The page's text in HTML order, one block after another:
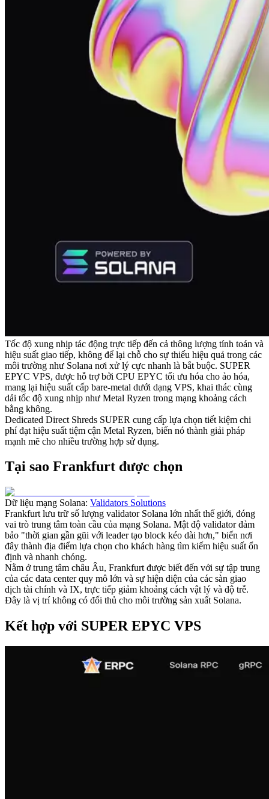
Tốc độ xung nhịp tác động trực tiếp đến cả thông lượng tính toán và
hiệu suất giao tiếp, không để lại chỗ cho sự thiếu hiệu quả trong các
môi trường như Solana nơi xử lý cực nhanh là bắt buộc. SUPER
EPYC VPS, được hỗ trợ bởi CPU EPYC tối ưu hóa cho ảo hóa,
mang lại hiệu suất cấp bare-metal dưới dạng VPS, khai thác cùng
dải tốc độ xung nhịp như Metal Ryzen trong mạng khoảng cách
bằng không.
Dedicated Direct Shreds SUPER cung cấp lựa chọn tiết kiệm chi
phí đạt hiệu suất tiệm cận Metal Ryzen, biến nó thành giải pháp
mạnh mẽ cho nhiều trường hợp sử dụng.
Tại sao Frankfurt được chọn
Dữ liệu mạng Solana: Validators Solutions
Frankfurt lưu trữ số lượng validator Solana lớn nhất thế giới, đóng
vai trò trung tâm toàn cầu của mạng Solana. Mật độ validator đảm
bảo "thời gian gần gũi với leader tạo block kéo dài hơn," biến nơi
đây thành địa điểm lựa chọn cho khách hàng tìm kiếm hiệu suất ổn
định và nhanh chóng.
Nằm ở trung tâm châu Âu, Frankfurt được biết đến với sự tập trung
của các data center quy mô lớn và sự hiện diện của các sàn giao
dịch tài chính và IX, trực tiếp giảm khoảng cách vật lý và độ trễ.
Đây là vị trí không có đối thủ cho môi trường sản xuất Solana.
Kết hợp với SUPER EPYC VPS